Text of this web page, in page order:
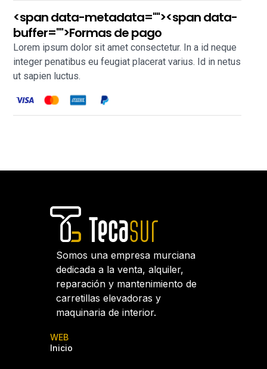
<span data-metadata=""><span data-
buffer="">Formas de pago
Lorem ipsum dolor sit amet consectetur. In a id neque
integer penatibus eu feugiat placerat varius. Id in netus
ut sapien luctus.
Somos una empresa murciana
dedicada a la venta, alquiler,
reparación y mantenimiento de
carretillas elevadoras y
maquinaria de interior.
WEB
Inicio